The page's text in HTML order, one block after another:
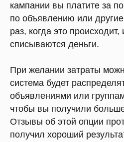
кампании вы платите за
по объявлению или
раз, когда это
списываются деньги.
При желании затраты
система будет
объявлениями или
чтобы вы получили
Отзывы об этой опции
получил хороший